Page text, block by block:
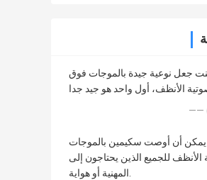
جعل نوعية جيدة بالموجات فوق
يمكن أن أوصت سكيمين بالموجات
الأنظف للجميع الذين يحتاجون إلى
المهنية أو هواية.